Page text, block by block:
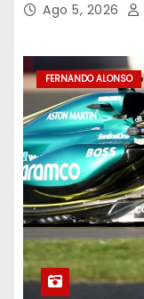
Ago 5, 2026
FERNANDO ALONSO